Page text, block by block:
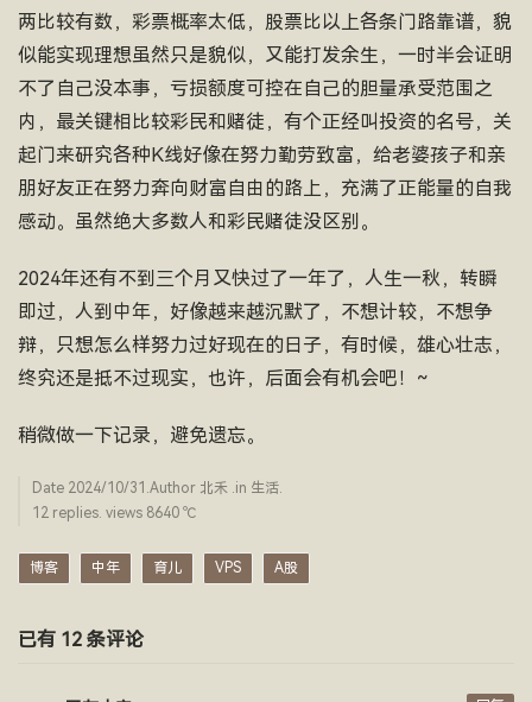
两比较有数，彩票概率太低，股票比以上各条门路靠谱，貌
似能实现理想虽然只是貌似，又能打发余生，一时半会证明
不了自己没本事，亏损额度可控在自己的胆量承受范围之
内，最关键相比较彩民和赌徒，有个正经叫投资的名号，关
起门来研究各种K线好像在努力勤劳致富，给老婆孩子和亲
朋好友正在努力奔向财富自由的路上，充满了正能量的自我
感动。虽然绝大多数人和彩民赌徒没区别。
2024年还有不到三个月又快过了一年了，人生一秋，转瞬
即过，人到中年，好像越来越沉默了，不想计较，不想争
辩，只想怎么样努力过好现在的日子，有时候，雄心壮志，
终究还是抵不过现实，也许，后面会有机会吧！~
稍微做一下记录，避免遗忘。
Date 2024/10/31 .Author 北禾 .in 生活.
12 replies. views 8640 ­℃
博客 中年 育儿 VPS A股
已有 12 条评论